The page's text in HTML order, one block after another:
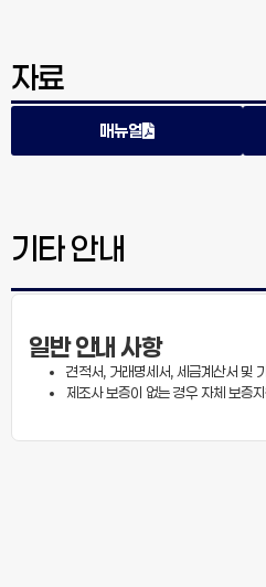
자료
매뉴얼
기타 안내
일반 안내 사항
견적서, 거래명세서, 세금계산서 및
제조사 보증이 없는 경우 자체 보증